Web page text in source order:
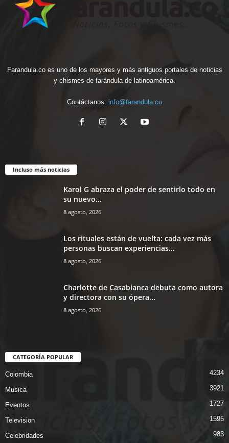
Farandula.co es uno de los mayores y más antiguos portales de noticias
y chismes de farándula de latinoamérica.
Contáctanos: info@farandula.co
Incluso más noticias
Karol G abraza el poder de sentirlo todo en
su nuevo...
8 agosto, 2026
Los rituales están de vuelta: cada vez más
personas buscan experiencias...
8 agosto, 2026
Charlotte de Casabianca debuta como autora
y directora con su ópera...
8 agosto, 2026
CATEGORÍA POPULAR
Colombia 4234
Musica 3921
Eventos 1727
Television 1595
Celebridades 983